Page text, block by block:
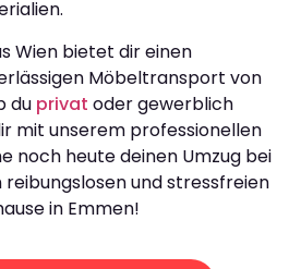
Wien bietet dir einen
Möbeltransport von
du privat oder gewerblich
mit unserem professionellen
noch heute deinen Umzug bei
reibungslosen und stressfreien
in Emmen!